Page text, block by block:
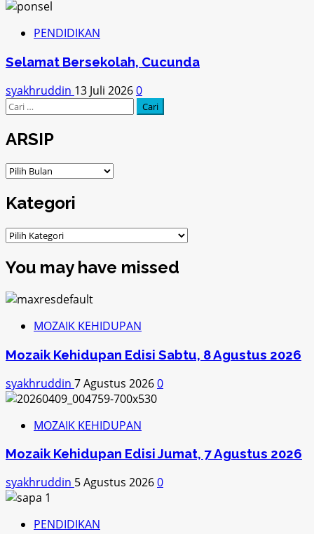
PENDIDIKAN
Selamat Bersekolah, Cucunda
syakhruddin 13 Juli 20260
Cari
untuk:
ARSIP
ARSIP
Kategori
Kategori
You may have missed
MOZAIK KEHIDUPAN
Mozaik Kehidupan Edisi Sabtu, 8 Agustus 2026
syakhruddin 7 Agustus 20260
MOZAIK KEHIDUPAN
Mozaik Kehidupan Edisi Jumat, 7 Agustus 2026
syakhruddin 5 Agustus 20260
PENDIDIKAN